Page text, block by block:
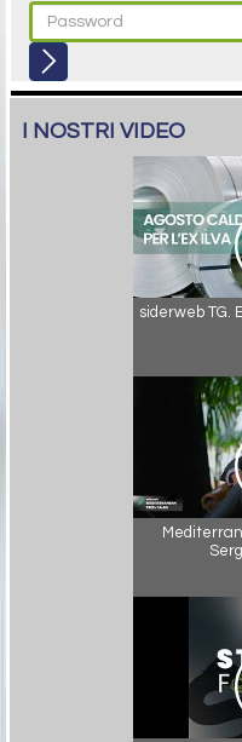
I NOSTRI VIDEO
siderweb TG.